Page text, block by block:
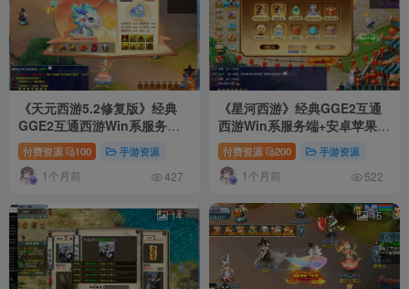
《天元西游5.2修复版》经典
GGE2互通西游Win系服务端
+三端互通+内置GM工具+详细
攻略+全套源码+详细搭建教程
付费资源 100 手游资源
1个月前 427
《星河西游》经典GGE2互通
西游Win系服务端+安卓苹果
PC三端+GM网关+全套源码
+详细搭建教程
付费资源 200 手游资源
1个月前 522
14 15